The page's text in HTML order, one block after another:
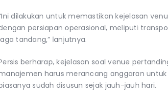
dilakukan untuk memastikan kejelasan
persiapan operasional, meliputi
tandang,” lanjutnya.
berharap, kejelasan soal venue
harus merancang anggaran
sudah disusun sejak jauh-jauh hari.